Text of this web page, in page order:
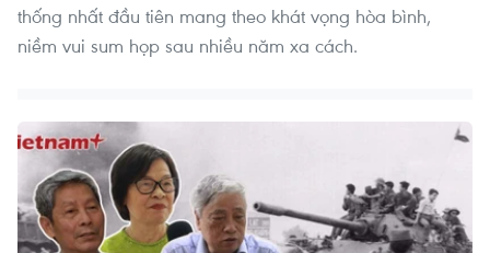
thống nhất đầu tiên mang theo khát vọng hòa bình,
niềm vui sum họp sau nhiều năm xa cách.